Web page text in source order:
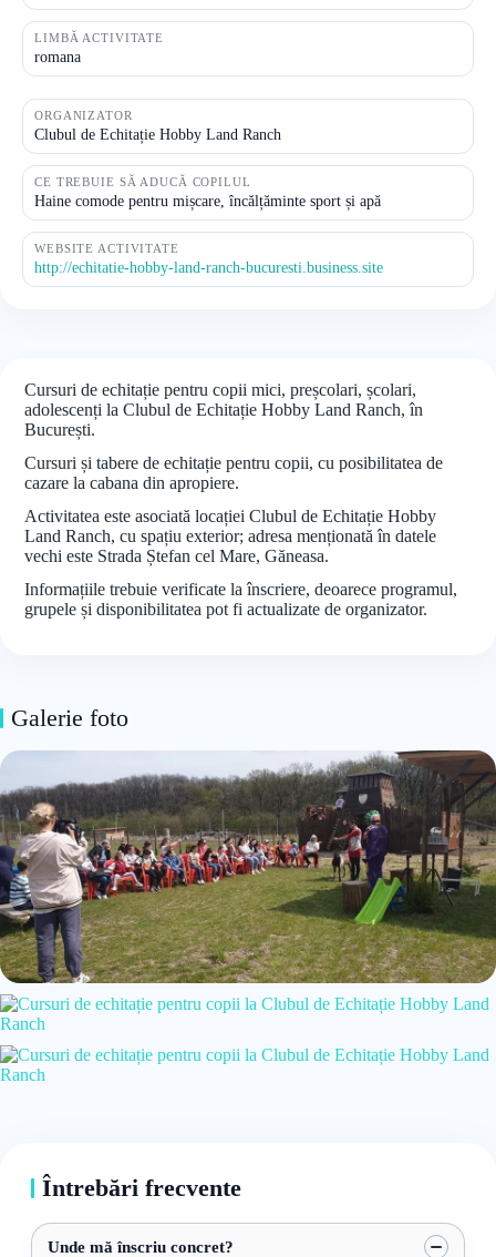
LIMBĂ ACTIVITATE
romana
ORGANIZATOR
Clubul de Echitație Hobby Land Ranch
CE TREBUIE SĂ ADUCĂ COPILUL
Haine comode pentru mișcare, încălțăminte sport și apă
WEBSITE ACTIVITATE
http://echitatie-hobby-land-ranch-bucuresti.business.site
Cursuri de echitație pentru copii mici, preșcolari, școlari,
adolescenți la Clubul de Echitație Hobby Land Ranch, în
București.
Cursuri și tabere de echitație pentru copii, cu posibilitatea de
cazare la cabana din apropiere.
Activitatea este asociată locației Clubul de Echitație Hobby
Land Ranch, cu spațiu exterior; adresa menționată în datele
vechi este Strada Ștefan cel Mare, Găneasa.
Informațiile trebuie verificate la înscriere, deoarece programul,
grupele și disponibilitatea pot fi actualizate de organizator.
Galerie foto
Întrebări frecvente
Unde mă înscriu concret?